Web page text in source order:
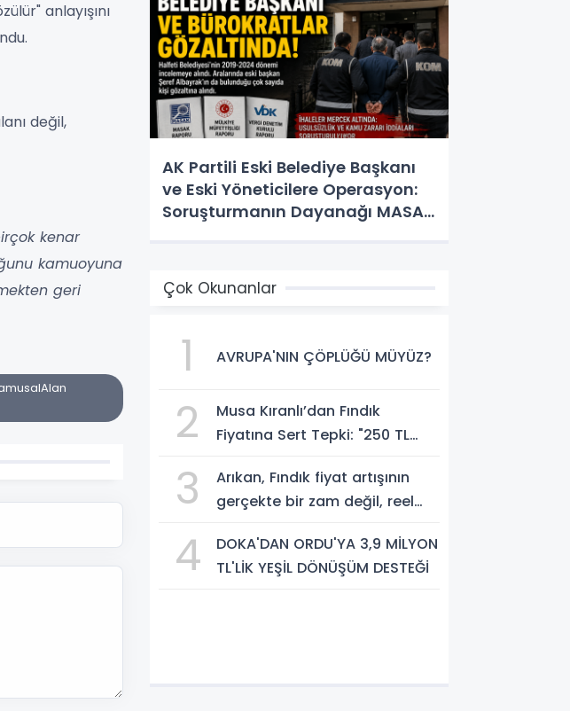
anlayışını
değil,
kenar
kamuoyuna
geri
AK Partili Eski Belediye Başkanı
ve Eski Yöneticilere Operasyon:
Soruşturmanın Dayanağı MASAK
Çok Okunanlar
1 AVRUPA'NIN ÇÖPLÜĞÜ MÜYÜZ?
2
Musa Kıranlı’dan Fındık
Fiyatına Sert Tepki: "250 TL
Koparır"
3
Arıkan, Fındık fiyat artışının
gerçekte bir zam değil, reel
savundu.
4
DOKA'DAN ORDU'YA 3,9 MİLYON
TL'LİK YEŞİL DÖNÜŞÜM DESTEĞİ